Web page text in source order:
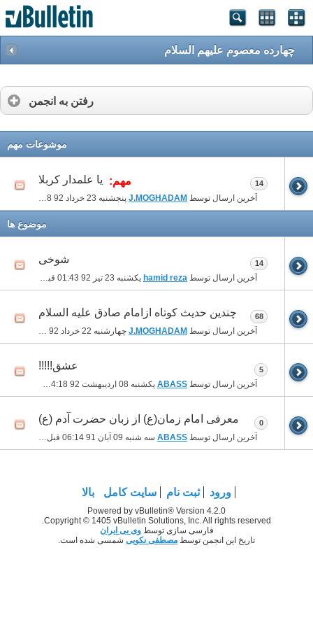
چهارده معصوم علیهم السلام
رفتن به انجمن
موشوعات مهم
مهم: یا علمدار کربلا
آخرین ارسال توسط J.MOGHADAM پنجشنبه 23 خرداد 92 06:48 بعد از ظهر
14
موضوع ها
شوخی
آخرین ارسال توسط hamid reza یکشنبه 23 تیر 92 01:43 قبل از ظهر
14
چندین حدیث کوتاه ازامام صادق علیه السلام
آخرین ارسال توسط J.MOGHADAM چهارشنبه 22 خرداد 92 11:46 بعد از ظهر
68
عشق!!!!!
آخرین ارسال توسط ABASS یکشنبه 08 اردیبهشت 92 04:18 بعد از ظهر
5
معرفی امام زمان(ع) از زبان حضرت آدم (ع)
آخرین ارسال توسط ABASS سه شنبه 09 آبان 91 06:14 قبل از ظهر
0
ورود ثبت نام سایت کامل بالا
Powered by vBulletin® Version 4.2.0
Copyright © 1405 vBulletin Solutions, Inc. All rights reserved.
فارسی سازی توسطوی بی ایران
تاریخ این انجمن توسط مصطفی نکویی شمسی شده است.